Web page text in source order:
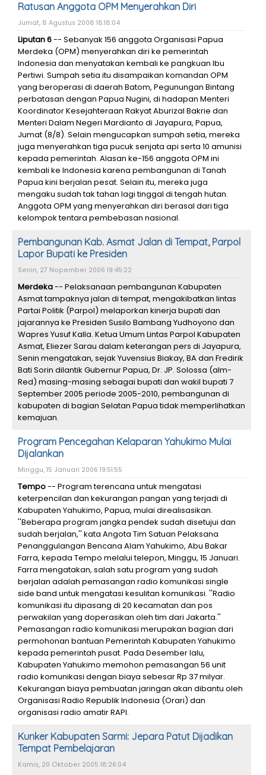
Ratusan Anggota OPM Menyerahkan Diri
Jumat, 8 Agustus 2008 18:18:04
Liputan 6-- Sebanyak 156 anggota Organisasi Papua
Merdeka (OPM) menyerahkan diri ke pemerintah
Indonesia dan menyatakan kembali ke pangkuan Ibu
Pertiwi. Sumpah setia itu disampaikan komandan OPM
yang beroperasi di daerah Batom, Pegunungan Bintang
perbatasan dengan Papua Nugini, di hadapan Menteri
Koordinator Kesejahteraan Rakyat Aburizal Bakrie dan
Menteri Dalam Negeri Mardianto di Jayapura, Papua,
Jumat (8/8). Selain mengucapkan sumpah setia, mereka
juga menyerahkan tiga pucuk senjata api serta 10 amunisi
kepada pemerintah. Alasan ke-156 anggota OPM ini
kembali ke Indonesia karena pembangunan di Tanah
Papua kini berjalan pesat. Selain itu, mereka juga
mengaku sudah tak tahan lagi tinggal di tengah hutan.
Anggota OPM yang menyerahkan diri berasal dari tiga
kelompok tentara pembebasan nasional.
Pembangunan Kab. Asmat Jalan di Tempat, Parpol
Lapor Bupati ke Presiden
Senin, 27 Nopember 2006 19:45:22
Merdeka-- Pelaksanaan pembangunan Kabupaten
Asmat tampaknya jalan di tempat, mengakibatkan lintas
Partai Politik (Parpol) melaporkan kinerja bupati dan
jajarannya ke Presiden Susilo Bambang Yudhoyono dan
Wapres Yusuf Kalla. Ketua Umum Lintas Parpol Kabupaten
Asmat, Eliezer Sarau dalam keterangan pers di Jayapura,
Senin mengatakan, sejak Yuvensius Biakay, BA dan Fredirik
Bati Sorin dilantik Gubernur Papua, Dr. JP. Solossa (alm-
Red) masing-masing sebagai bupati dan wakil bupati 7
September 2005 periode 2005-2010, pembangunan di
kabupaten di bagian Selatan Papua tidak memperlihatkan
kemajuan.
Program Pencegahan Kelaparan Yahukimo Mulai
Dijalankan
Minggu, 15 Januari 2006 19:51:55
Tempo-- Program terencana untuk mengatasi
keterpencilan dan kekurangan pangan yang terjadi di
Kabupaten Yahukimo, Papua, mulai direalisasikan.
''Beberapa program jangka pendek sudah disetujui dan
sudah berjalan,'' kata Angota Tim Satuan Pelaksana
Penanggulangan Bencana Alam Yahukimo, Abu Bakar
Farra, kepada Tempo melalui telepon, Minggu, 15 Januari.
Farra mengatakan, salah satu program yang sudah
berjalan adalah pemasangan radio komunikasi single
side band untuk mengatasi kesulitan komunikasi. ''Radio
komunikasi itu dipasang di 20 kecamatan dan pos
perwakilan yang doperasikan oleh tim dari Jakarta.''
Pemasangan radio komunikasi merupakan bagian dari
permohonan bantuan Pemerintah Kabupaten Yahukimo
kepada pemerintah pusat. Pada Desember lalu,
Kabupaten Yahukimo memohon pemasangan 56 unit
radio komunikasi dengan biaya sebesar Rp 37 milyar.
Kekurangan biaya pembuatan jaringan akan dibantu oleh
Organisasi Radio Republik Indonesia (Orari) dan
organisasi radio amatir RAPI.
Kunker Kabupaten Sarmi: Jepara Patut Dijadikan
Tempat Pembelajaran
Kamis, 20 Oktober 2005 18:26:04